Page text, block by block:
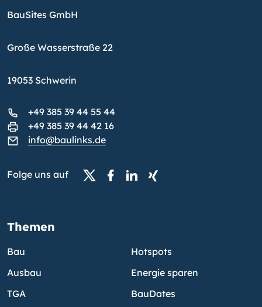
BauSites GmbH
Große Wasserstraße 22
19053 Schwerin
+49 385 39 44 55 44
+49 385 39 44 42 16
info@baulinks.de
Folge uns auf
Themen
Bau
Ausbau
TGA
Hotspots
Energie sparen
BauDates